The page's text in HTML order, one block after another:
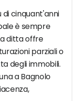
di cinquant'anni
è sempre
ditta offre
parziali o
degli immobili.
a Bagnolo